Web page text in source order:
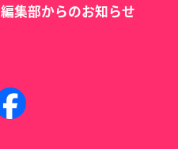
編集部からのお知らせ